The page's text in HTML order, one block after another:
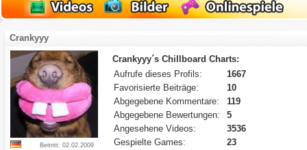
Crankyyy
Beitritt: 02.02.2009
Crankyyy´s Chillboard Charts:
Aufrufe dieses Profils:
1667
Favorisierte Beiträge:
10
Abgegebene Kommentare:
119
Abgegebene Bewertungen:
5
Angesehene Videos:
3536
Gespielte Games:
23